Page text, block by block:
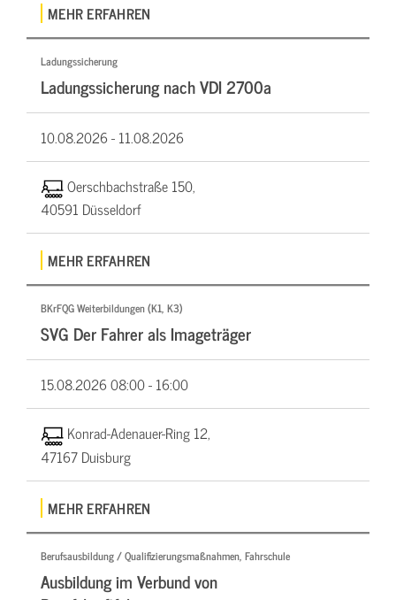
MEHR ERFAHREN
Ladungssicherung
Ladungssicherung nach VDI 2700a
10.08.2026 -11.08.2026
Oerschbachstraße 150,
40591 Düsseldorf
MEHR ERFAHREN
BKrFQG Weiterbildungen (K1, K3)
SVG Der Fahrer als Imageträger
15.08.202608:00 - 16:00
Konrad-Adenauer-Ring 12,
47167 Duisburg
MEHR ERFAHREN
Berufsausbildung / Qualifizierungsmaßnahmen, Fahrschule
Ausbildung im Verbund von